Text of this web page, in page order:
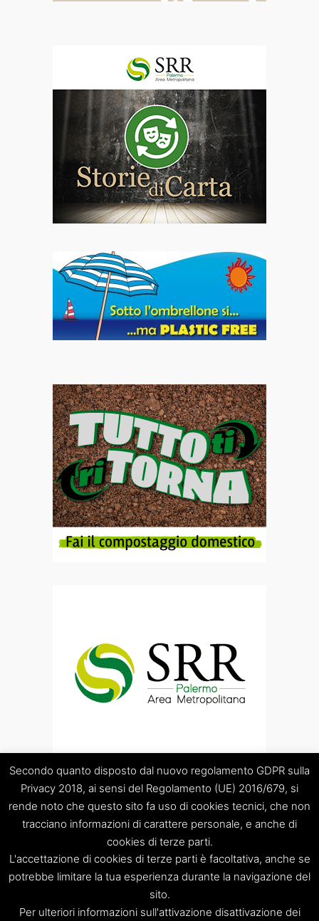
“Società Regolamentazione del servizio di gestione Rifiuti
“Palermo Area Metropolitana” S.C.p.A.
Sede legale: Palermo – Piazza Pretoria 1 – Sede amministrativa:
Palermo – Via Resuttana 360 – Capitale sociale: Euro
120.000,00
Secondo quanto disposto dal nuovo regolamento GDPR sulla
Privacy 2018, ai sensi del Regolamento (UE) 2016/679, si
rende noto che questo sito fa uso di cookies tecnici, che non
tracciano informazioni di carattere personale, e anche di
cookies di terze parti.
L'accettazione di cookies di terze parti è facoltativa, anche se
potrebbe limitare la tua esperienza durante la navigazione del
sito.
Per ulteriori informazioni sull'attivazione disattivazione dei